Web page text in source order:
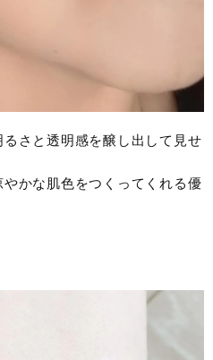
さと透明感を醸し出して見せ
かな肌色をつくってくれる優